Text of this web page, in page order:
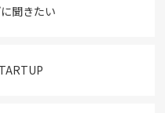
聞きたい